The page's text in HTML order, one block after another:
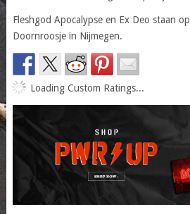
Fleshgod Apocalypse en Ex Deo staan
Doornroosje in Nijmegen.
Loading Custom Ratings...